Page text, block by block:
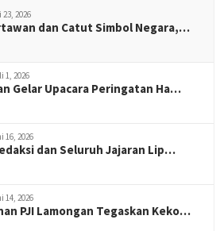
2026
dan Catut Simbol Negara,…
1, 2026
Gelar Upacara Peringatan Ha…
16, 2026
dan Seluruh Jajaran Lip…
14, 2026
PJI Lamongan Tegaskan Keko…